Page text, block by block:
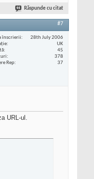
Răspunde cu citat
#7
înscrierii
28th July 2006
UK
45
378
Rep
37
URL-ul.